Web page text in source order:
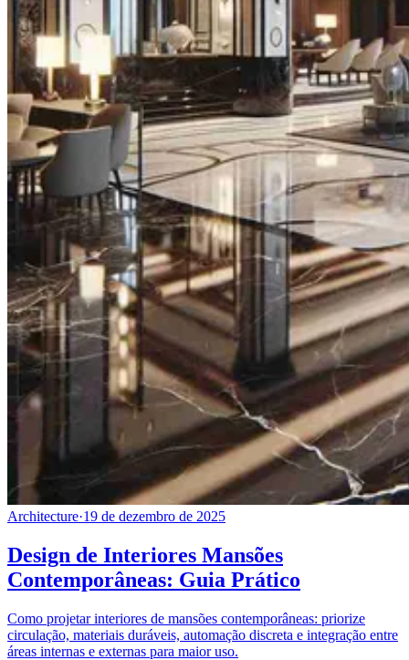
Architecture·19 de dezembro de 2025
Design de Interiores Mansões
Contemporâneas: Guia Prático
Como projetar interiores de mansões contemporâneas: priorize
circulação, materiais duráveis, automação discreta e integração entre
áreas internas e externas para maior uso.